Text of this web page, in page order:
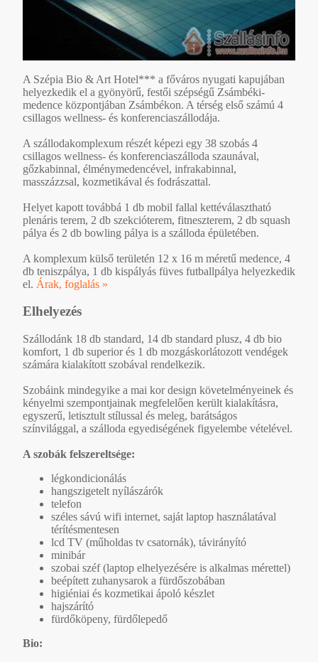
A Szépia Bio & Art Hotel*** a főváros nyugati kapujában
helyezkedik el a gyönyörű, festői szépségű Zsámbéki-
medence központjában Zsámbékon. A térség első számú 4
csillagos wellness- és konferenciaszállodája.
A szállodakomplexum részét képezi egy 38 szobás 4
csillagos wellness- és konferenciaszálloda szaunával,
gőzkabinnal, élménymedencével, infrakabinnal,
masszázzsal, kozmetikával és fodrászattal.
Helyet kapott továbbá 1 db mobil fallal kettéválasztható
plenáris terem, 2 db szekcióterem, fitneszterem, 2 db squash
pálya és 2 db bowling pálya is a szálloda épületében.
A komplexum külső területén 12 x 16 m méretű medence, 4
db teniszpálya, 1 db kispályás füves futballpálya helyezkedik
el. Árak, foglalás »
Elhelyezés
Szállodánk 18 db standard, 14 db standard plusz, 4 db bio
komfort, 1 db superior és 1 db mozgáskorlátozott vendégek
számára kialakított szobával rendelkezik.
Szobáink mindegyike a mai kor design követelményeinek és
kényelmi szempontjainak megfelelően került kialakításra,
egyszerű, letisztult stílussal és meleg, barátságos
színvilággal, a szálloda egyediségének figyelembe vételével.
A szobák felszereltsége:
légkondicionálás
hangszigetelt nyílászárók
telefon
széles sávú wifi internet, saját laptop használatával
térítésmentesen
lcd TV (műholdas tv csatornák), távirányító
minibár
szobai széf (laptop elhelyezésére is alkalmas mérettel)
beépített zuhanysarok a fürdőszobában
higiéniai és kozmetikai ápoló készlet
hajszárító
fürdőköpeny, fürdőlepedő
Bio: